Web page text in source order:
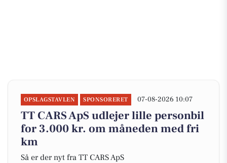
OPSLAGSTAVLEN SPONSORERET 07-08-2026 10:07
TT CARS ApS udlejer lille personbil
for 3.000 kr. om måneden med fri
km
Så er der nyt fra TT CARS ApS